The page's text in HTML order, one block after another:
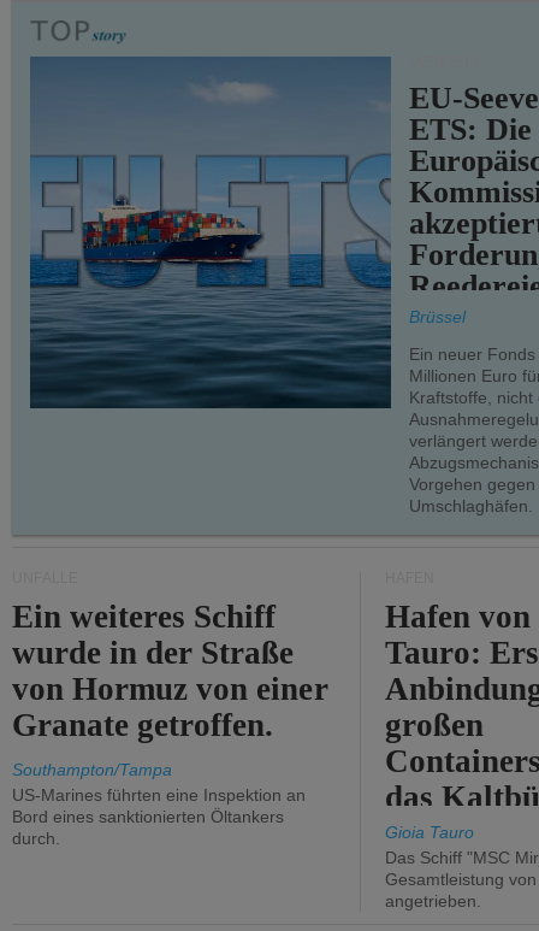
EU-
ETS: Die
teilweise.
Brüssel
Ein neuer
Millionen Euro
Kraftstoffe, nicht
verlängert
Vorgehen
Umschlaghäfen.
Ein weiteres Schiff
wurde in der Straße
von Hormuz von einer
Granate getroffen.
Southampton/Tampa
US-Marines führten eine Inspektion an
Bord eines sanktionierten Öltankers
durch.
Hafen
Tauro:
großen
das
Gioia Tauro
Das Schiff "MSC
Gesamtleistung
angetrieben.